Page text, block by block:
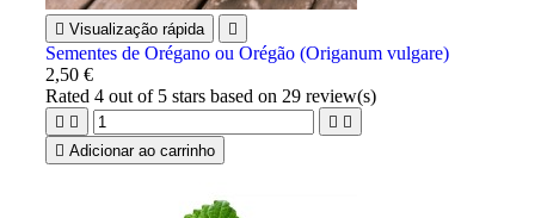
 Visualização rápida 
Sementes de Orégano ou Orégão (Origanum vulgare)
2,50 €
Rated4 out of 5 stars based on 29 review(s)
   
 Adicionar ao carrinho